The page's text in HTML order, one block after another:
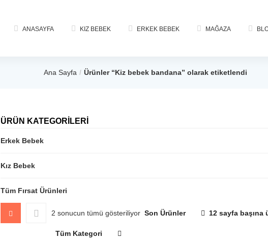
ANASAYFA KIZ BEBEK ERKEK BEBEK MAĞAZA
Ana Sayfa Ürünler “Kiz bebek bandana” olarak etiketlendi
ÜRÜN KATEGORİLERİ
Erkek Bebek
Kız Bebek
Tüm Fırsat Ürünleri
2 sonucun tümü gösteriliyor Son Ürünler 12 sayfa başına
Tüm Kategori